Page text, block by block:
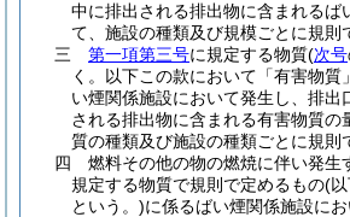
中に排出される排出物に含まれるば
て、施設の種類及び規模ごとに規則
三
第一項第三号に規定する物質(次号
く。以下この款において「有害物質
い煙関係施設において発生し、排出
される排出物に含まれる有害物質の
質の種類及び施設の種類ごとに規則
四
燃料その他の物の燃焼に伴い発生
規定する物質で規則で定めるもの(以
という。)に係るばい煙関係施設に